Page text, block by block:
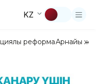
KZ
реформаАрнайы